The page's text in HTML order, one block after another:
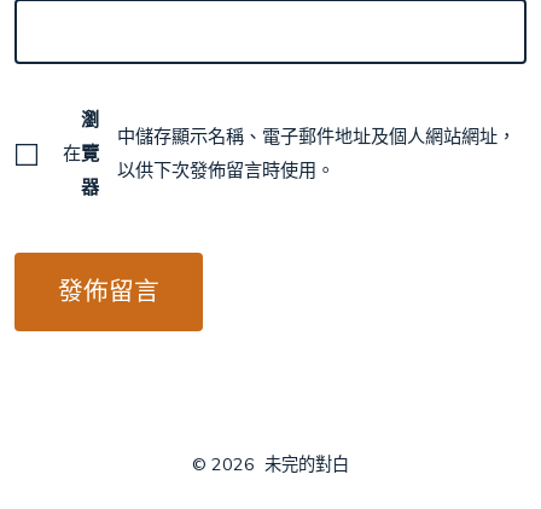
在
瀏
覽
器
中儲存顯示名稱、電子郵件地址及個人網站網址，
以供下次發佈留言時使用。
© 2026 未完的對白